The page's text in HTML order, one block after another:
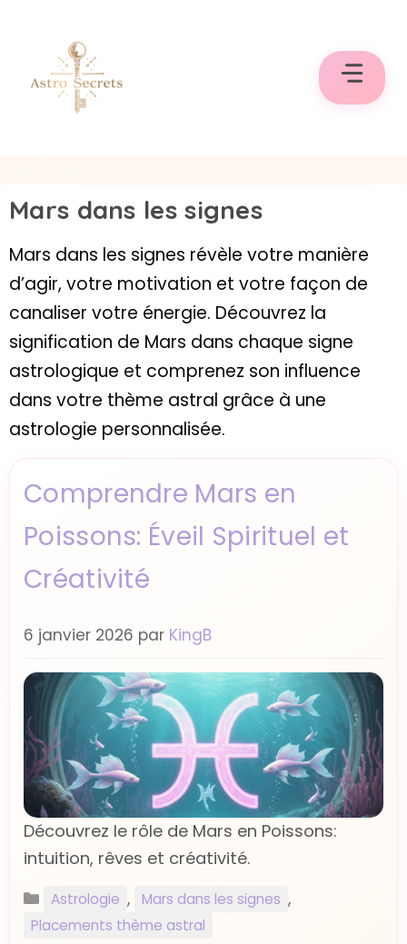
contenu
Mars dans les signes
Mars dans les signes révèle votre manière
d’agir, votre motivation et votre façon de
canaliser votre énergie. Découvrez la
signification de Mars dans chaque signe
astrologique et comprenez son influence
dans votre thème astral grâce à une
astrologie personnalisée.
Comprendre Mars en
Poissons: Éveil Spirituel et
Créativité
6 janvier 2026 par KingB
Découvrez le rôle de Mars en Poissons:
intuition, rêves et créativité.
Catégories
Astrologie , Mars dans les signes ,
Placements thème astral